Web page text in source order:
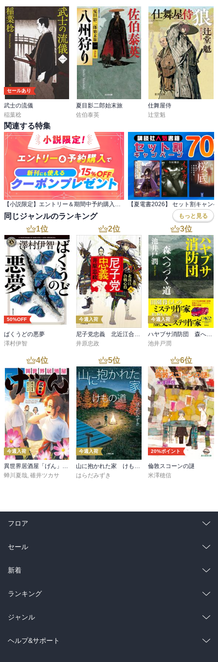
セールあり
武士の流儀
稲葉稔
夏目影二郎始末旅
佐伯泰英
仕舞屋侍
辻堂魁
関連する特集
【小説限定】エントリー＆期間中予約購入でクーポンプレゼント 【夏電書2026】 セット割キャン
同じジャンルのランキング もっと見る
1位
50%OFF
ばくうどの悪夢
澤村伊智
2位
今週入荷
尼子党忠義 北近江合戦心得〈八〉
井原忠政
3位
今週入荷
ハヤブサ消防団 森へつづく道
池井戸潤
4位
今週入荷
蝉川夏哉 碓井ツカサ
5位
今週入荷
はらだみずき
6位
20%ポイント
倫敦スコーンの謎
米澤穂信
フロア
総合
ラノベ
雑誌・グラビア
BL・TL
セール
総合
ラノベ
雑誌・グラビア
BL・TL
新着
総合
ラノベ
雑誌・グラビア
ランキング
総合
ラノベ
ジャンル
コミック
ヘルプ&サポート